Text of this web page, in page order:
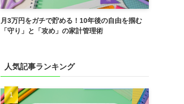
月3万円をガチで貯める！10年後の自由を掴む
「守り」と「攻め」の家計管理術
人気記事ランキング